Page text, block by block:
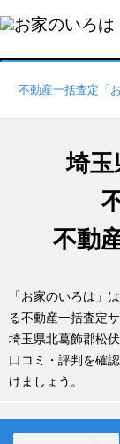
不動産一括査定「
埼玉
不動
「お家のいろは」
る不動産一括査定サ
埼玉県北葛飾郡松
口コミ・評判を確
けましょう。